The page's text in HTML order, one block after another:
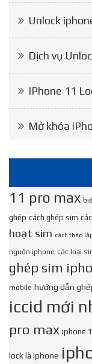
Unlock
Dịch vụ
IPhone 11
Mở khóa
11 pro max
ghép cách ghép sim
hoạt sim cách tháo
nguồn iphone các loại
ghép sim
mobile hướng dẫn
iccid mới
pro max iphone
lock là iphone